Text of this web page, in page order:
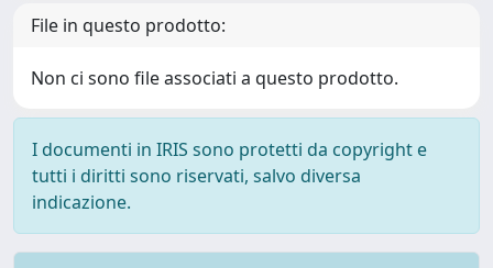
File in questo prodotto:
Non ci sono file associati a questo prodotto.
I documenti in IRIS sono protetti da copyright e
tutti i diritti sono riservati, salvo diversa
indicazione.